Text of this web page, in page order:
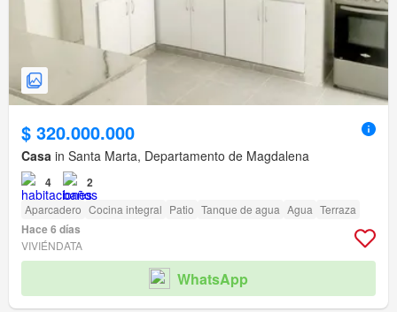
$ 320.000.000
Casa in Santa Marta, Departamento de Magdalena
4 2
Aparcadero Cocina integral Patio Tanque de agua Agua Terraza
Hace 6 días
VIVIÉNDATA
WhatsApp